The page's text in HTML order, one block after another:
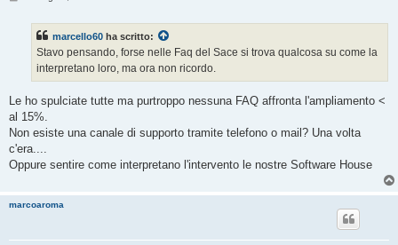
marcello60 ha scritto:
Stavo pensando, forse nelle Faq del Sace si trova qualcosa su come la
interpretano loro, ma ora non ricordo.
Le ho spulciate tutte ma purtroppo nessuna FAQ affronta l'ampliamento <
al 15%.
Non esiste una canale di supporto tramite telefono o mail? Una volta
c'era....
Oppure sentire come interpretano l'intervento le nostre Software House
marcoaroma